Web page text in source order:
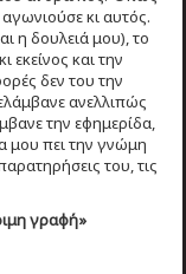
κι αυτός.
η δουλειά μου), το
εκείνος και την
δεν του την
ανελλιπώς
την εφημερίδα,
μου πει την γνώμη
του, τις
γραφή»